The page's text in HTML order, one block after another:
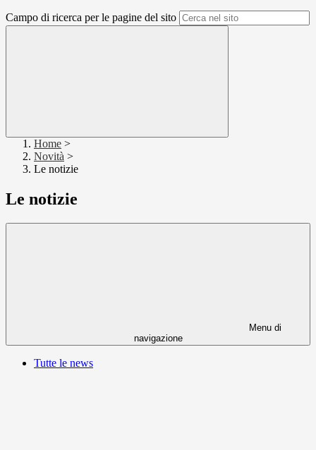
Campo di ricerca per le pagine del sito
Home >
Novità >
Le notizie
Le notizie
Menu di
navigazione
Tutte le news